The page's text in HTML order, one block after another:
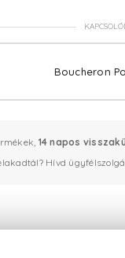
Boucheron
14 napos
Hívd